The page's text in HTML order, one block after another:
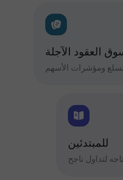
العقود الآجلة
ومؤشرات الأسهم
للمبتدئين
لتداول ناجح